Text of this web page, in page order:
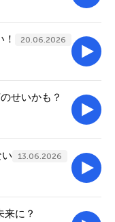
20.06.2026
せいかも？
13.06.2026
来に？